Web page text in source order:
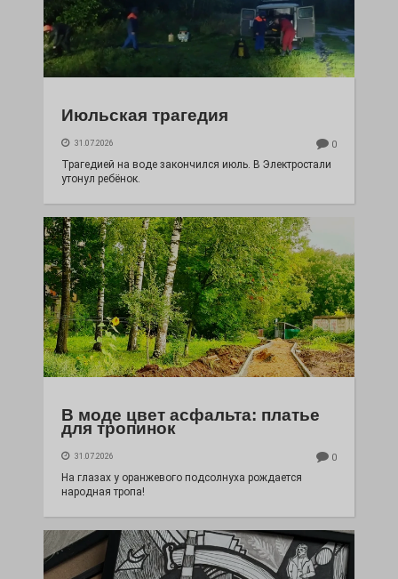
Июльская трагедия
31.07.2026 0
Трагедией на воде закончился июль. В Электростали
утонул ребёнок.
В моде цвет асфальта: платье
для тропинок
31.07.2026 0
На глазах у оранжевого подсолнуха рождается
народная тропа!